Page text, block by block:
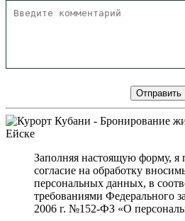
Заполняя настоящую форму, я
согласие на обработку
персональных данных, в
требованиями Федерального
2006 г. №152-ФЗ «О